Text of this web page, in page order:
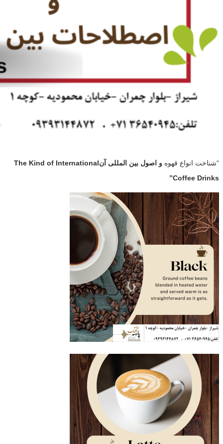
“شناخت انواع قهوه
و اصول بین المللی آنThe Kind of International
Coffee Drinks”